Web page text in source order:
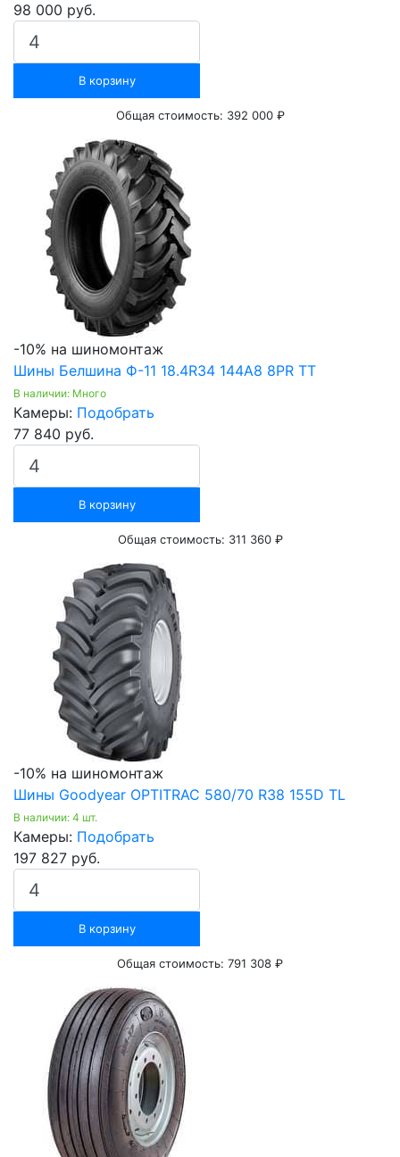
98 000 руб.
В корзину
Общая стоимость: 392 000 ₽
-10% на шиномонтаж
Шины Белшина Ф-11 18.4R34 144A8 8PR TT
В наличии: Много
Камеры: Подобрать
77 840 руб.
В корзину
Общая стоимость: 311 360 ₽
-10% на шиномонтаж
Шины Goodyear OPTITRAC 580/70 R38 155D TL
В наличии: 4 шт.
Камеры: Подобрать
197 827 руб.
В корзину
Общая стоимость: 791 308 ₽